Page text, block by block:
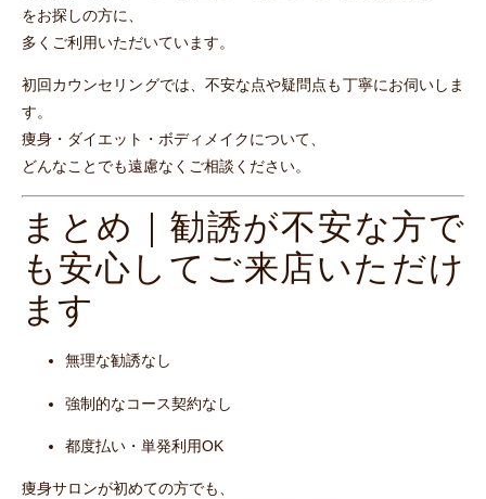
をお探しの方に、
多くご利用いただいています。
初回カウンセリングでは、不安な点や疑問点も丁寧にお伺いしま
す。
痩身・ダイエット・ボディメイクについて、
どんなことでも遠慮なくご相談ください。
まとめ｜勧誘が不安な方で
も安心してご来店いただけ
ます
無理な勧誘なし
強制的なコース契約なし
都度払い・単発利用OK
痩身サロンが初めての方でも、